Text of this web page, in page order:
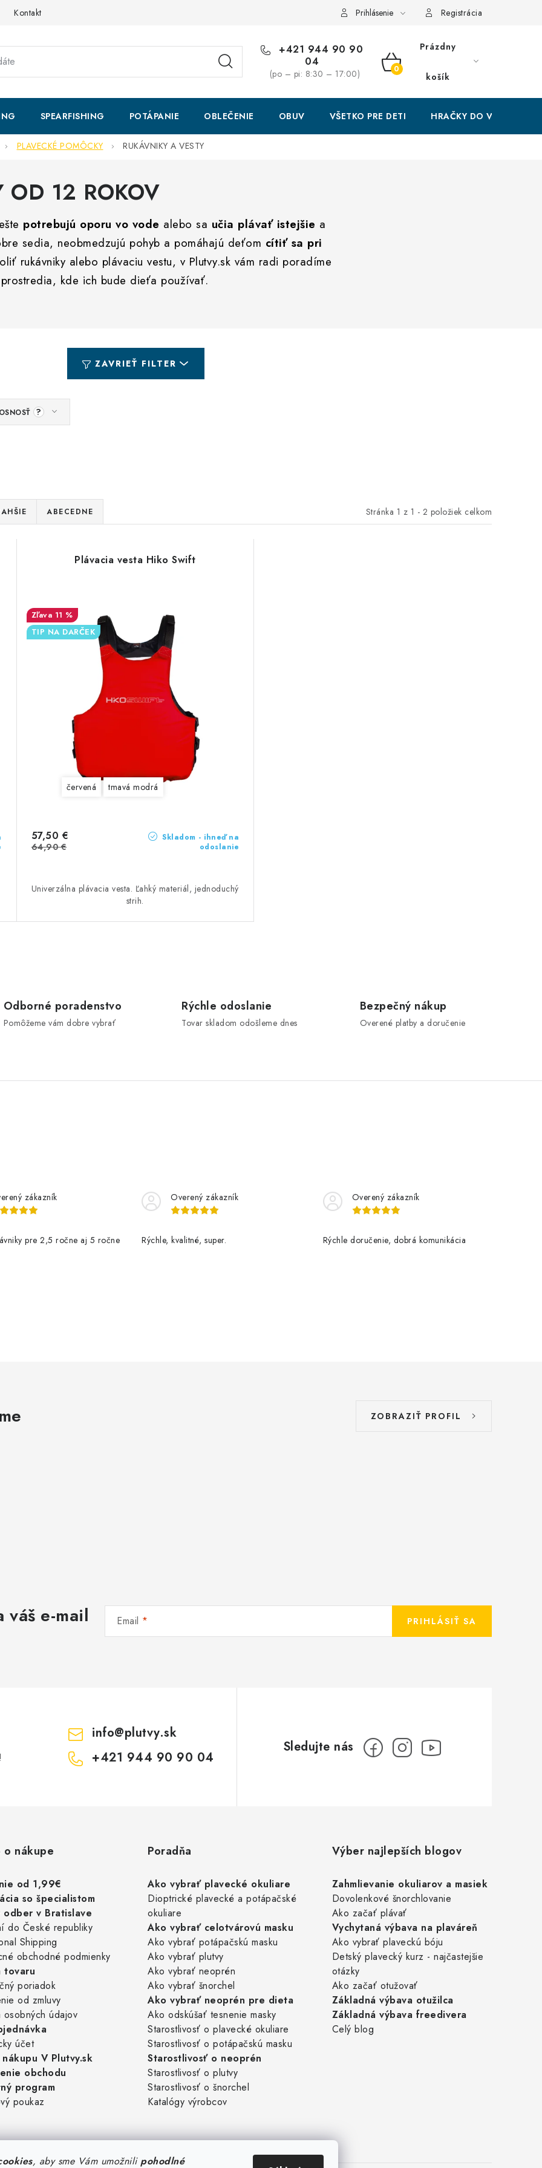
, aby sme Vám umožnilipohodlné
Kontakt Prihlásenie Registrácia
+421 944 90 90
04
(po – pi: 8:30 – 17:00)
NÁKUPNÝ
Prázdny
košík
SPEARFISHING POTÁPANIE OBLEČENIE OBUV VŠETKO PRE DETI HRAČKY DO VODY
PLAVECKÉ POMÔCKY RUKÁVNIKY A VESTY
OD 12 ROKOV
potrebujú oporu vo vode alebo sa učia plávať istejšie a
sedia, neobmedzujú pohyb a pomáhajú deťom cítiť sa pri
rukávniky alebo plávaciu vestu, v Plutvy.sk vám radi poradíme
kde ich bude dieťa používať.
ZAVRIEŤ FILTER
?
Stránka 1 z 1 - 2 položiek celkom
ABECEDNE
Plávacia vesta Hiko Swift
11 %
TIP NA DARČEK
červená tmavá modrá
Skladom - ihneď na
odoslanie
57,50 €
64,90 €
Univerzálna plávacia vesta. Ľahký materiál, jednoduchý
strih.
Odborné poradenstvo
Pomôžeme vám dobre vybrať
Rýchle odoslanie
Tovar skladom odošleme dnes
Bezpečný nákup
Overené platby a doručenie
zákazník
pre 2,5 ročne aj 5 ročne
Overený zákazník
Rýchle, kvalitné, super.
Overený zákazník
Rýchle doručenie, dobrá komunikácia
ZOBRAZIŤ PROFIL
e-mail Email PRIHLÁSIŤ SA
info@plutvy.sk
+421 944 90 90 04
o nákupe
od 1,99€
so špecialistom
odber v Bratislave
do České republiky
Shipping
obchodné podmienky
tovaru
poriadok
od zmluvy
osobných údajov
účet
V Plutvy.sk
obchodu
program
poukaz
Poradňa
Ako vybrať plavecké okuliare
Dioptrické plavecké a potápačské
okuliare
Ako vybrať celotvárovú masku
Ako vybrať potápačskú masku
Ako vybrať plutvy
Ako vybrať neoprén
Ako vybrať šnorchel
Ako vybrať neoprén pre dieta
Ako odskúšať tesnenie masky
Starostlivosť o plavecké okuliare
Starostlivosť o potápačskú masku
Starostlivosť o neoprén
Starostlivosť o plutvy
Starostlivosť o šnorchel
Katalógy výrobcov
Výber najlepších blogov
Zahmlievanie okuliarov a masiek
Dovolenkové šnorchlovanie
Ako začať plávať
Vychytaná výbava na plaváreň
Ako vybrať plaveckú bóju
Detský plavecký kurz - najčastejšie
otázky
Ako začať otužovať
Základná výbava otužilca
Základná výbava freedivera
Celý blog